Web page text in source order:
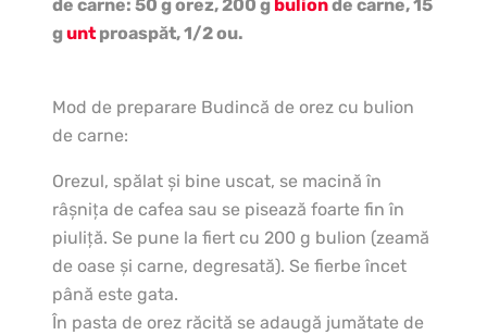
de carne: 50 g orez, 200 g bulionde carne, 15
gunt proaspăt, 1/2 ou.
Mod de preparare Budincă de orez cu bulion
de carne:
Orezul, spălat şi bine uscat, se macină în
râşniţa de cafea sau se pisează foarte fin în
piuliţă. Se pune la fiert cu 200 g bulion (zeamă
de oase şi carne, degresată). Se fierbe încet
până este gata.
În pasta de orez răcită se adaugă jumătate de